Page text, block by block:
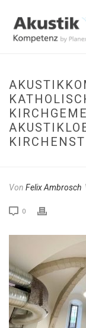
Von Felix Ambrosch
0